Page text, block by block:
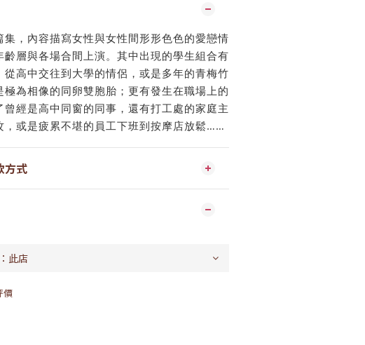
集，內容描寫女性與女性間形形色色的愛戀情
齡層與各場合間上演。其中出現的學生組合有
從高中交往到大學的情侶，或是多年的青梅竹
極為相像的同卵雙胞胎；更有發生在職場上的
曾經是高中同窗的同事，還有打工處的家庭主
，或是疲累不堪的員工下班到按摩店放鬆……
方式
價